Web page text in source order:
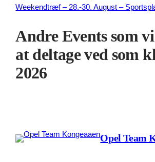
Weekendtræf – 28.-30. August –
Andre Events som
at deltage ved som
2026
Opel Team